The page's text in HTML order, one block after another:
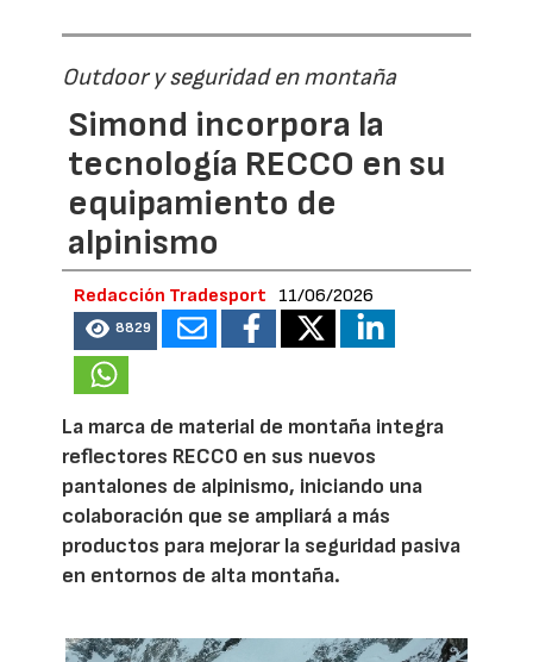
Outdoor y seguridad en montaña
Simond incorpora la
tecnología RECCO en su
equipamiento de
alpinismo
Redacción Tradesport 11/06/2026
8829
La marca de material de montaña integra
reflectores RECCO en sus nuevos
pantalones de alpinismo, iniciando una
colaboración que se ampliará a más
productos para mejorar la seguridad pasiva
en entornos de alta montaña.